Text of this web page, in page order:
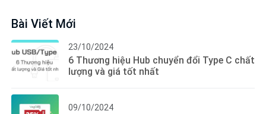
Bài Viết Mới
23/10/2024
6 Thương hiệu Hub chuyển đổi Type C chất
lượng và giá tốt nhất
09/10/2024